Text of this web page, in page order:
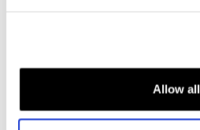
Allow all
Motorkleding dames